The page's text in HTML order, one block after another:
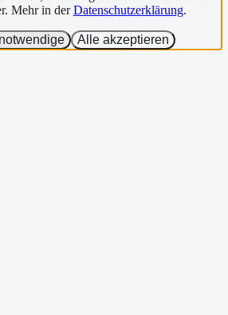
Mehr in der Datenschutzerklärung.
Alle akzeptieren